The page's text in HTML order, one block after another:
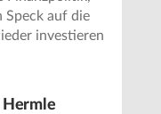
Speck auf die
investieren